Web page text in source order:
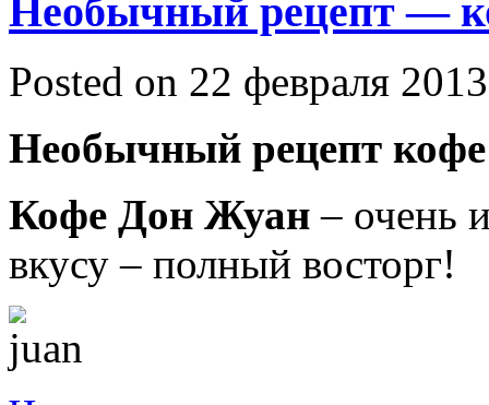
Необычный рецепт —
Posted on 22 февраля
Необычный рецепт кофе
Кофе Дон Жуан – очень
вкусу – полный восторг!